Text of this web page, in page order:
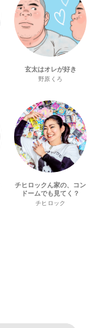
玄太はオレが好き
野原くろ
チヒロックん家の、コン
ドームでも見てく？
チヒロック